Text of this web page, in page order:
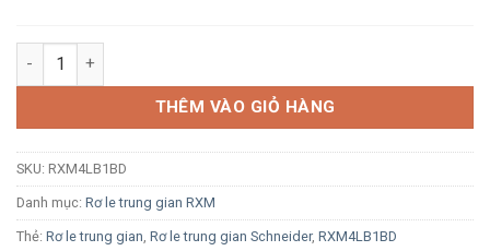
Rơ le Schneider RXM4LB1BD 3A 4CO 24Vdc số lượng
THÊM VÀO GIỎ HÀNG
SKU: RXM4LB1BD
Danh mục: Rơ le trung gian RXM
Thẻ: Rơ le trung gian Rơ le trung gian Schneider, RXM4LB1BD